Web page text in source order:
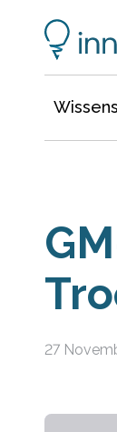
27